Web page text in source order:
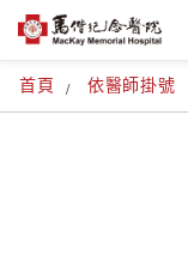
首頁 依醫師掛號